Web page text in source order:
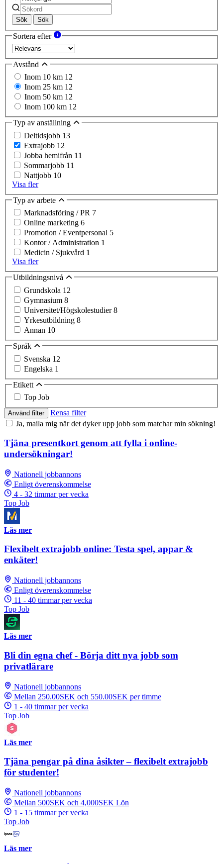
Sök Sök
Sortera efter
Avstånd
Inom 10 km 12
Inom 25 km 12
Inom 50 km 12
Inom 100 km 12
Typ av anställning
Deltidsjobb 13
Extrajobb 12
Jobba hemifrån 11
Sommarjobb 11
Nattjobb 10
Visa fler
Typ av arbete
Marknadsföring / PR 7
Online marketing 6
Promotion / Eventpersonal 5
Kontor / Administration 1
Medicin / Sjukvård 1
Visa fler
Utbildningsnivå
Grundskola 12
Gymnasium 8
Universitet/Högskolestudier8
Yrkesutbildning 8
Annan 10
Språk
Svenska 12
Engelska 1
Etikett
Top Job
Använd filter
Rensa filter
Ja, maila mig när det dyker upp jobb som matchar min sökning!
Tjäna presentkort genom att fylla i online-
undersökningar!
Nationell jobbannons
Enligt överenskommelse
4 - 32 timmar per vecka
Top Job
Läs mer
Flexibelt extrajobb online: Testa spel, appar &
enkäter!
Nationell jobbannons
Enligt överenskommelse
11 - 40 timmar per vecka
Top Job
Läs mer
Bli din egna chef - Börja ditt nya jobb som
privatlärare
Nationell jobbannons
Mellan 250.00SEK och 550.00SEK per timme
1 - 40 timmar per vecka
Top Job
Läs mer
Tjäna pengar på dina åsikter – flexibelt extrajobb
för studenter!
Nationell jobbannons
Mellan 500SEK och 4,000SEK Lön
1 - 15 timmar per vecka
Top Job
Läs mer